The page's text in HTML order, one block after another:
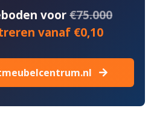
voor€75.000
vanaf €0,10